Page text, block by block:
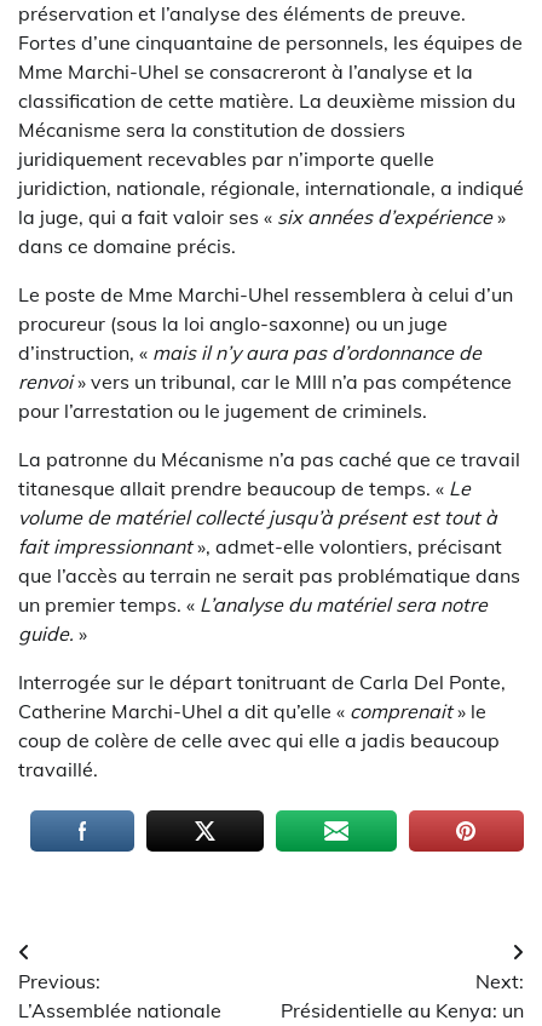
préservation et l’analyse des éléments de preuve.
Fortes d’une cinquantaine de personnels, les équipes de
Mme Marchi-Uhel se consacreront à l’analyse et la
classification de cette matière. La deuxième mission du
Mécanisme sera la constitution de dossiers
juridiquement recevables par n’importe quelle
juridiction, nationale, régionale, internationale, a indiqué
la juge, qui a fait valoir ses « six années d’expérience»
dans ce domaine précis.
Le poste de Mme Marchi-Uhel ressemblera à celui d’un
procureur (sous la loi anglo-saxonne) ou un juge
d’instruction, « mais il n’y aura pas d’ordonnance de
renvoi» vers un tribunal, car le MIII n’a pas compétence
pour l’arrestation ou le jugement de criminels.
La patronne du Mécanisme n’a pas caché que ce travail
titanesque allait prendre beaucoup de temps. « Le
volume de matériel collecté jusqu’à présent est tout à
fait impressionnant», admet-elle volontiers, précisant
que l’accès au terrain ne serait pas problématique dans
un premier temps. « L’analyse du matériel sera notre
guide. »
Interrogée sur le départ tonitruant de Carla Del Ponte,
Catherine Marchi-Uhel a dit qu’elle « comprenait» le
coup de colère de celle avec qui elle a jadis beaucoup
travaillé.
Navigation
de
Previous:
L’Assemblée nationale
Next:
Présidentielle au Kenya: un